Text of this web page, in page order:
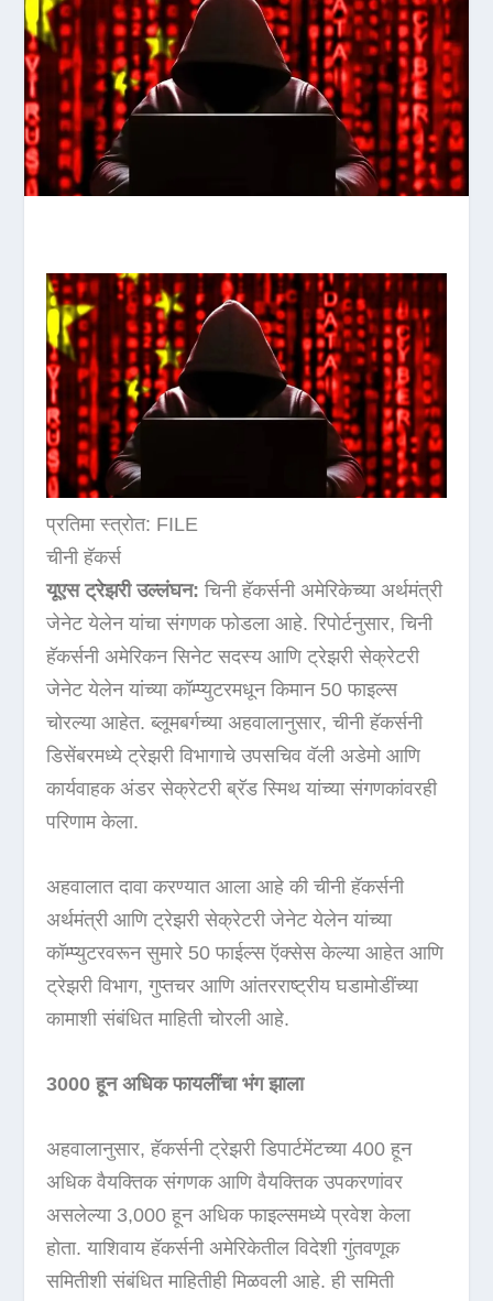
प्रतिमा स्त्रोत: FILE
चीनी हॅकर्स
यूएस ट्रेझरी उल्लंघन: चिनी हॅकर्सनी अमेरिकेच्या अर्थमंत्री
जेनेट येलेन यांचा संगणक फोडला आहे. रिपोर्टनुसार, चिनी
हॅकर्सनी अमेरिकन सिनेट सदस्य आणि ट्रेझरी सेक्रेटरी
जेनेट येलेन यांच्या कॉम्प्युटरमधून किमान 50 फाइल्स
चोरल्या आहेत. ब्लूमबर्गच्या अहवालानुसार, चीनी हॅकर्सनी
डिसेंबरमध्ये ट्रेझरी विभागाचे उपसचिव वॅली अडेमो आणि
कार्यवाहक अंडर सेक्रेटरी ब्रॅड स्मिथ यांच्या संगणकांवरही
परिणाम केला.
अहवालात दावा करण्यात आला आहे की चीनी हॅकर्सनी
अर्थमंत्री आणि ट्रेझरी सेक्रेटरी जेनेट येलेन यांच्या
कॉम्प्युटरवरून सुमारे 50 फाईल्स ऍक्सेस केल्या आहेत आणि
ट्रेझरी विभाग, गुप्तचर आणि आंतरराष्ट्रीय घडामोडींच्या
कामाशी संबंधित माहिती चोरली आहे.
3000 हून अधिक फायलींचा भंग झाला
अहवालानुसार, हॅकर्सनी ट्रेझरी डिपार्टमेंटच्या 400 हून
अधिक वैयक्तिक संगणक आणि वैयक्तिक उपकरणांवर
असलेल्या 3,000 हून अधिक फाइल्समध्ये प्रवेश केला
होता. याशिवाय हॅकर्सनी अमेरिकेतील विदेशी गुंतवणूक
समितीशी संबंधित माहितीही मिळवली आहे. ही समिती